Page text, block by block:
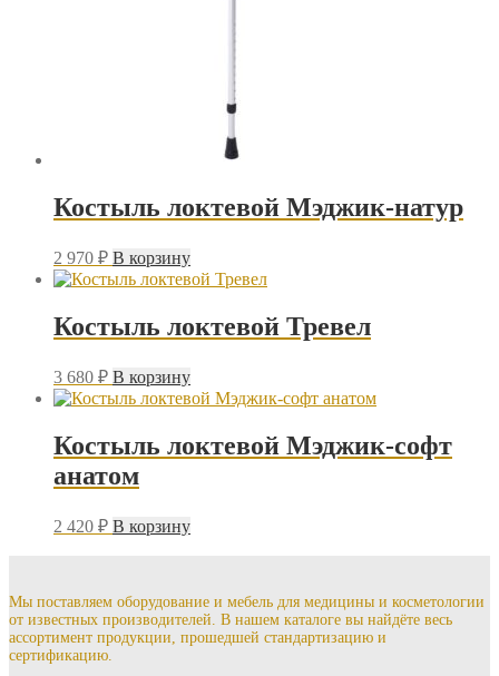
Костыль локтевой Мэджик-натур
2 970 ₽ В корзину
Костыль локтевой Тревел
3 680 ₽ В корзину
Костыль локтевой Мэджик-софт
анатом
2 420 ₽ В корзину
Мы поставляем оборудование и мебель для медицины и косметологии
от известных производителей. В нашем каталоге вы найдёте весь
ассортимент продукции, прошедшей стандартизацию и
сертификацию.